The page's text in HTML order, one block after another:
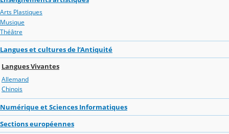
Arts Plastiques
Musique
Théâtre
Langues et cultures de l’Antiquité
Langues Vivantes
Allemand
Chinois
Numérique et Sciences Informatiques
Sections européennes